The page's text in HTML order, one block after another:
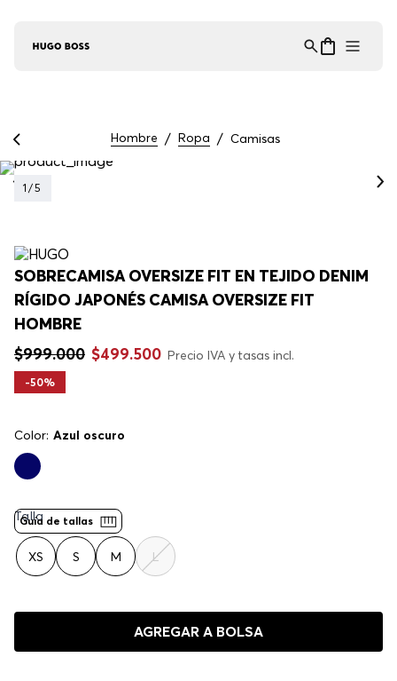
Hombre Ropa Camisas
1 /5
SOBRECAMISA OVERSIZE FIT EN TEJIDO DENIM
RÍGIDO JAPONÉS CAMISA OVERSIZE FIT
HOMBRE
$999.000 $499.500 Precio IVA y tasas incl.
-50%
Color: Azul oscuro
Guía de tallas
Talla
XS S M L
AGREGAR A BOLSA
Asistente Virtual
en línea ⋮